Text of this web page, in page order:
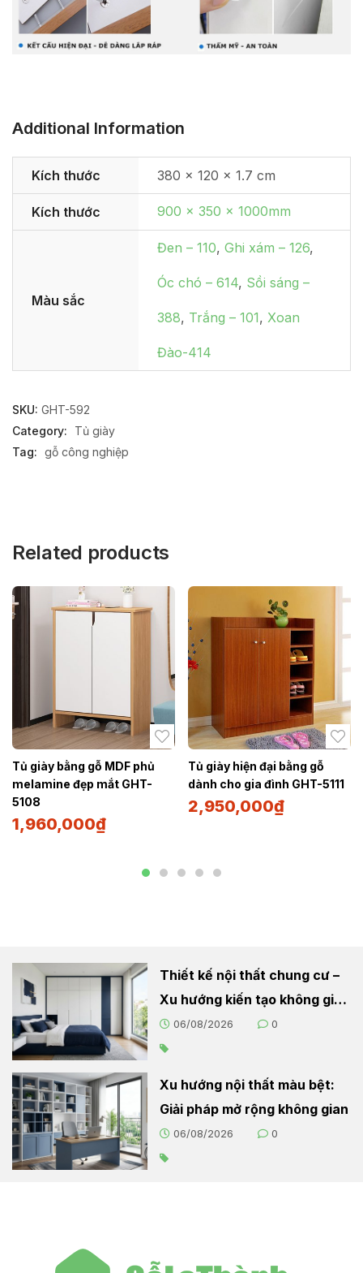
Additional Information
Kích thước 380 × 120 × 1.7 cm
Kích thước 900 x 350 x 1000mm
Màu sắc
Đen – 110, Ghi xám – 126,
Óc chó – 614, Sồi sáng –
388, Trắng – 101, Xoan
Đào-414
SKU: GHT-592
Category:
Tủ giày
Tag: gỗ công nghiệp
Related products
Tủ giày bằng gỗ MDF phủ
melamine đẹp mắt GHT-
5108
1,960,000₫
Tủ giày hiện đại bằng gỗ
dành cho gia đình GHT-5111
2,950,000₫
Thiết kế nội thất chung cư –
Xu hướng kiến tạo không gian
sống hiện đại
06/08/2026 0
Xu hướng nội thất màu bệt:
Giải pháp mở rộng không gian
06/08/2026 0